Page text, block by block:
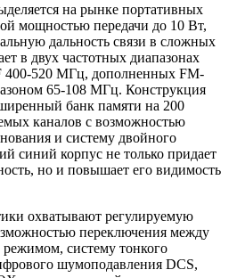
на рынке портативных
мощностью передачи до 10 Вт,
дальность связи в сложных
в двух частотных диапазонах
520 МГц, дополненных FM-
65-108 МГц. Конструкция
банк памяти на 200
каналов с возможностью
и систему двойного
синий корпус не только придает
но и повышает его видимость
охватывают регулируемую
переключения между
систему тонкого
шумоподавления DCS,